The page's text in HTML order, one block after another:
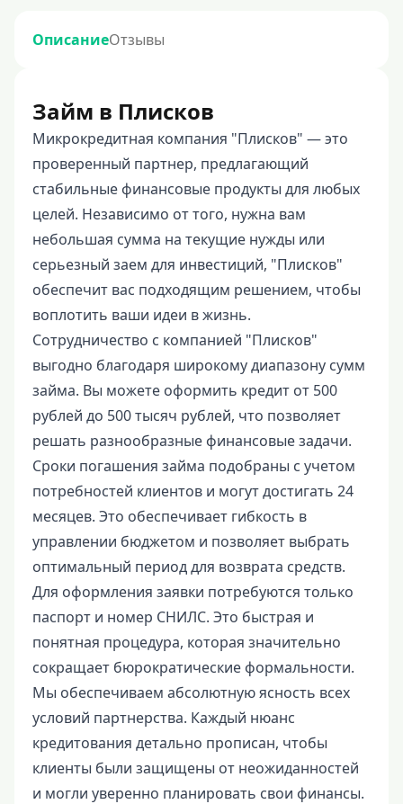
ОписаниеОтзывы
Займ в Плисков
Микрокредитная компания "Плисков" — это
проверенный партнер, предлагающий
стабильные финансовые продукты для любых
целей. Независимо от того, нужна вам
небольшая сумма на текущие нужды или
серьезный заем для инвестиций, "Плисков"
обеспечит вас подходящим решением, чтобы
воплотить ваши идеи в жизнь.
Сотрудничество с компанией "Плисков"
выгодно благодаря широкому диапазону сумм
займа. Вы можете оформить кредит от 500
рублей до 500 тысяч рублей, что позволяет
решать разнообразные финансовые задачи.
Сроки погашения займа подобраны с учетом
потребностей клиентов и могут достигать 24
месяцев. Это обеспечивает гибкость в
управлении бюджетом и позволяет выбрать
оптимальный период для возврата средств.
Для оформления заявки потребуются только
паспорт и номер СНИЛС. Это быстрая и
понятная процедура, которая значительно
сокращает бюрократические формальности.
Мы обеспечиваем абсолютную ясность всех
условий партнерства. Каждый нюанс
кредитования детально прописан, чтобы
клиенты были защищены от неожиданностей
и могли уверенно планировать свои финансы.